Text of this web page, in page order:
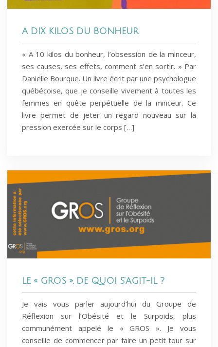
A DIX KILOS DU BONHEUR
« A 10 kilos du bonheur, l’obsession de la minceur,
ses causes, ses effets, comment s’en sortir. » Par
Danielle Bourque. Un livre écrit par une psychologue
québécoise, que je conseille vivement à toutes les
femmes en quête perpétuelle de la minceur. Ce
livre permet de jeter un regard nouveau sur la
pression exercée sur le corps […]
LE « GROS », DE QUOI S’AGIT-IL ?
Je vais vous parler aujourd’hui du Groupe de
Réflexion sur l’Obésité et le Surpoids, plus
communément appelé le « GROS ». Je vous
conseille de commencer par faire un petit tour sur